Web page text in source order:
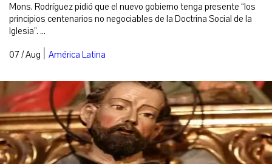
Mons. Rodríguez pidió que el nuevo gobierno tenga presente “los
principios centenarios no negociables de la Doctrina Social de la
Iglesia”. ...
07 / Aug | América Latina